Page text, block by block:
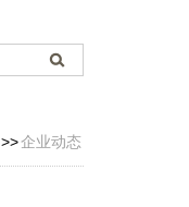
>>企业动态